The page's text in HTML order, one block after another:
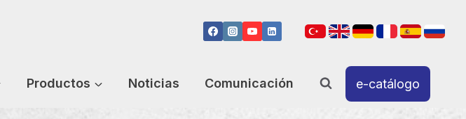
Productos Noticias Comunicación e-catálogo